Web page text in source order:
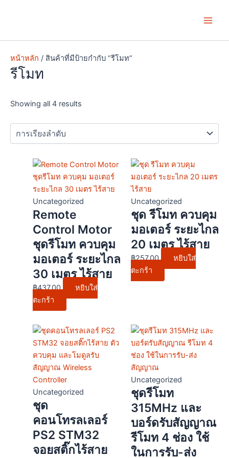
หน้าหลัก / สินค้าที่มีป้ายกำกับ “รีโมท”
รีโมท
Showing all 4 results
Uncategorized
Remote
Control Motor
ชุดรีโมท ควบคุม
มอเตอร์ ระยะไกล
30 เมตร ไร้สาย
฿437.00
หยิบใส่
ตะกร้า
Uncategorized
ชุด รีโมท ควบคุม
มอเตอร์ ระยะไกล
20 เมตร ไร้สาย
฿257.00
หยิบใส่
ตะกร้า
Uncategorized
ชุด
คอนโทรลเลอร์
PS2 STM32
จอยสติ๊กไร้สาย
This
product
has
multiple
variants.
The
may
be
chosen
on
Uncategorized
ชุดรีโมท
315MHz และ
บอร์ดรับสัญญาณ
รีโมท 4 ช่อง ใช้
ในการรับ-ส่ง